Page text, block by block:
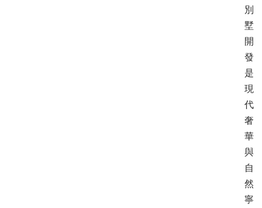
別
墅
開
發
是
現
代
奢
華
與
自
然
寧